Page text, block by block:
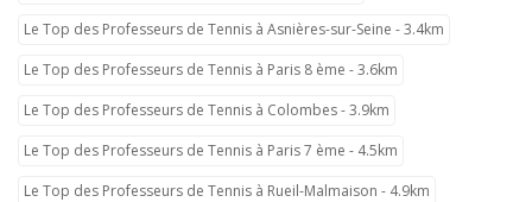
Le Top des Professeurs de Tennis à Asnières-sur-Seine - 3.4km
Le Top des Professeurs de Tennis à Paris 8 ème - 3.6km
Le Top des Professeurs de Tennis à Colombes - 3.9km
Le Top des Professeurs de Tennis à Paris 7 ème - 4.5km
Le Top des Professeurs de Tennis à Rueil-Malmaison - 4.9km